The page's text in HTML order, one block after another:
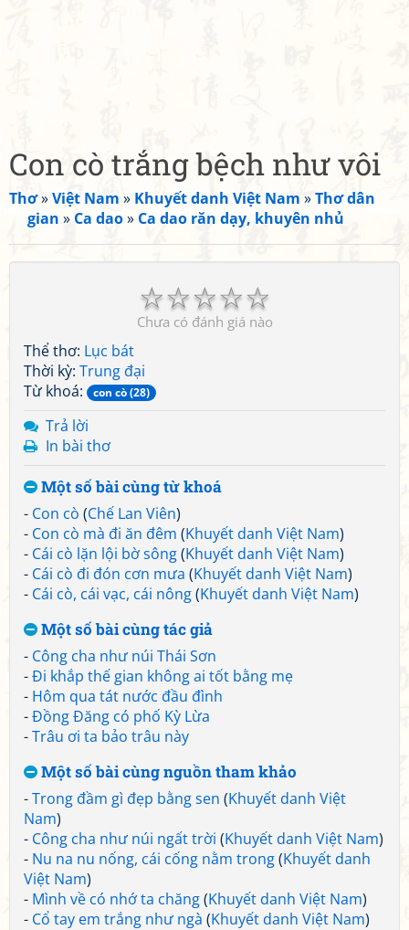
Con cò trắng bệch như vôi
Thơ»Việt Nam » Khuyết danh Việt Nam »Thơ dân
gian » Ca dao» Ca dao răn dạy, khuyên nhủ
☆
☆
☆
☆
☆
Chưa có đánh giá nào
Thể thơ: Lục bát
Thời kỳ: Trung đại
Từ khoá:
con cò (28)
Trả lời
In bài thơ
Một số bài cùng từ khoá
- Con cò (Chế Lan Viên)
- Con cò mà đi ăn đêm (Khuyết danh Việt Nam)
- Cái cò lặn lội bờ sông(Khuyết danh Việt Nam)
- Cái cò đi đón cơn mưa (Khuyết danh Việt Nam)
- Cái cò, cái vạc, cái nông(Khuyết danh Việt Nam)
Một số bài cùng tác giả
- Công cha như núi Thái Sơn
-Đi khắp thế gian không ai tốt bằng mẹ
- Hôm qua tát nước đầu đình
-Đồng Đăng có phố Kỳ Lừa
-Trâu ơi ta bảo trâu này
Một số bài cùng nguồn tham khảo
-Trong đầm gì đẹp bằng sen (Khuyết danh Việt
Nam)
- Công cha như núi ngất trời (Khuyết danh Việt Nam)
- Nu na nu nống, cái cống nằm trong(Khuyết danh
Việt Nam)
- Mình về có nhớ ta chăng(Khuyết danh Việt Nam)
- Cổ tay em trắng như ngà (Khuyết danh Việt Nam)